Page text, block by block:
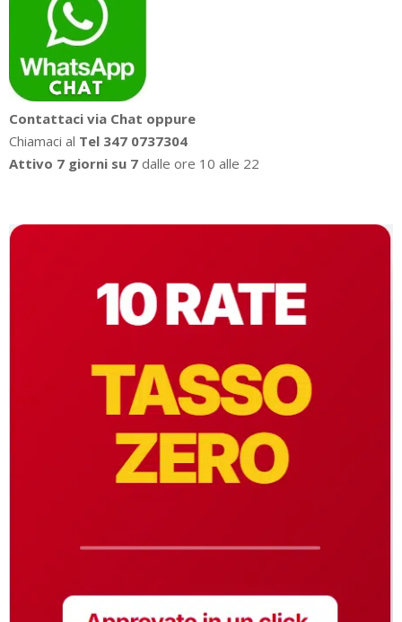
Contattaci via Chat oppure
Chiamaci al Tel 347 0737304
Attivo 7 giorni su 7 dalle ore 10 alle 22